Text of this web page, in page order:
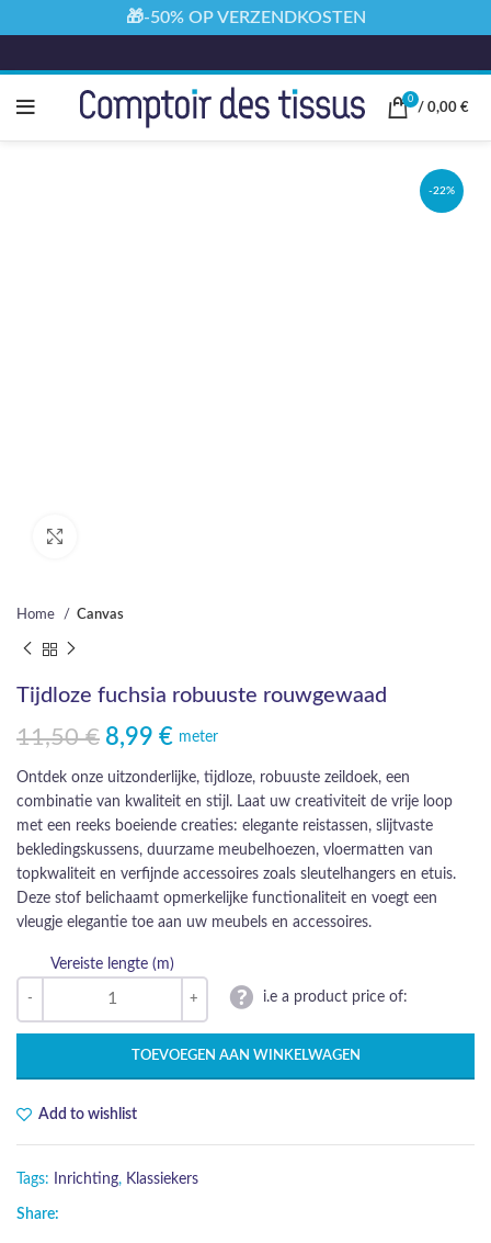
0
/ 0,00 €
-22%
Home Canvas
Tijdloze fuchsia robuuste rouwgewaad
11,50€
Oorspronkelijke prijs was: 11,50 €.
8,99 €
Huidige prijs is: 8,99 €. meter
Ontdek onze uitzonderlijke, tijdloze, robuuste zeildoek, een
combinatie van kwaliteit en stijl. Laat uw creativiteit de vrije loop
met een reeks boeiende creaties: elegante reistassen, slijtvaste
bekledingskussens, duurzame meubelhoezen, vloermatten van
topkwaliteit en verfijnde accessoires zoals sleutelhangers en etuis.
Deze stof belichaamt opmerkelijke functionaliteit en voegt een
vleugje elegantie toe aan uw meubels en accessoires.
Vereiste lengte (m)
i.e a product price of:
TOEVOEGEN AAN WINKELWAGEN
Add to wishlist
Tags: Inrichting, Klassiekers
Share:
🎁-50% OP VERZENDKOSTEN